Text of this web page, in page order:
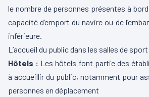
le nombre de personnes présentes à
capacité d’emport du navire ou de
inférieure.
L’accueil du public dans les salles de
Hôtels : Les hôtels font partie des
à accueillir du public, notamment pour
personnes en déplacement